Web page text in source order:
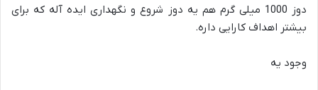
دوز 1000 میلی گرم هم یه دوز شروع و نگهداری ایده آله که برای
بیشتر اهداف کارایی داره.
وجود یه